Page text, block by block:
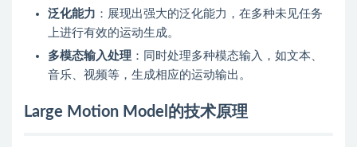
泛化能力 ：展现出强大的泛化能力，在多种未见任务
上进行有效的运动生成。
多模态输入处理 ：同时处理多种模态输入，如文本、
音乐、视频等，生成相应的运动输出。
Large Motion Model的技术原理